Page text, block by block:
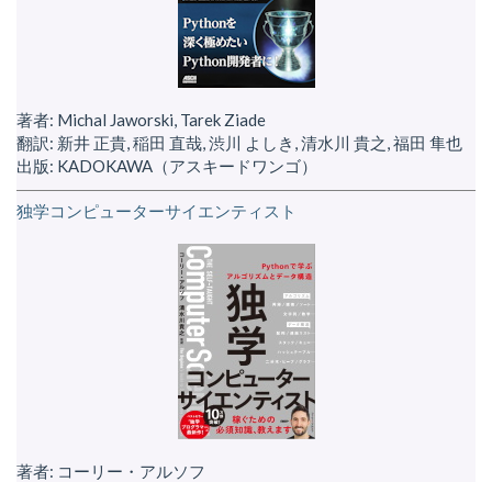
著者: Michal Jaworski, Tarek Ziade
翻訳: 新井 正貴, 稲田 直哉, 渋川 よしき, 清水川 貴之, 福田 隼也
出版: KADOKAWA（アスキードワンゴ）
独学コンピューターサイエンティスト
著者: コーリー・アルソフ